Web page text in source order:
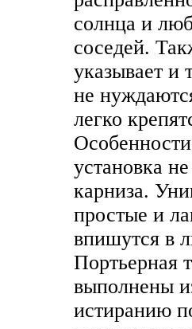
солнца и
соседей.
указывает и
не
легко
установка
карниза.
простые и
впишутся в
Портьерная
выполнены
истиранию